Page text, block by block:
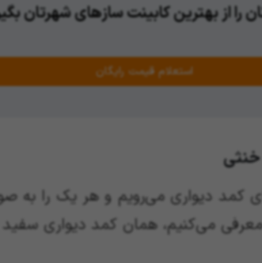
را از بهترین کابینت سازهای شهرتان
استعلام قیمت رایگان
کمد دیواری می‌رویم و هر یک را به
می‌کنیم، همان کمد دیواری